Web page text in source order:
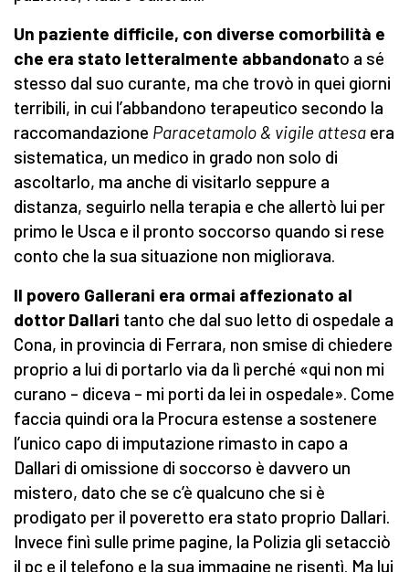
Un paziente difficile, con diverse comorbilità e
che era stato letteralmente abbandonato a sé
stesso dal suo curante, ma che trovò in quei giorni
terribili, in cui l’abbandono terapeutico secondo la
raccomandazione Paracetamolo & vigile attesa era
sistematica, un medico in grado non solo di
ascoltarlo, ma anche di visitarlo seppure a
distanza, seguirlo nella terapia e che allertò lui per
primo le Usca e il pronto soccorso quando si rese
conto che la sua situazione non migliorava.
Il povero Gallerani era ormai affezionato al
dottor Dallari tanto che dal suo letto di ospedale a
Cona, in provincia di Ferrara, non smise di chiedere
proprio a lui di portarlo via da lì perché «qui non mi
curano – diceva – mi porti da lei in ospedale». Come
faccia quindi ora la Procura estense a sostenere
l’unico capo di imputazione rimasto in capo a
Dallari di omissione di soccorso è davvero un
mistero, dato che se c’è qualcuno che si è
prodigato per il poveretto era stato proprio Dallari.
Invece finì sulle prime pagine, la Polizia gli setacciò
il pc e il telefono e la sua immagine ne risentì. Ma lui